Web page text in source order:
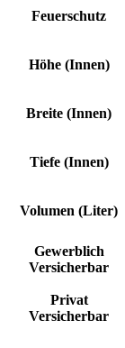
Feuerschutz
Höhe (Innen)
Breite (Innen)
Tiefe (Innen)
Volumen (Liter)
Gewerblich
Versicherbar
Privat
Versicherbar